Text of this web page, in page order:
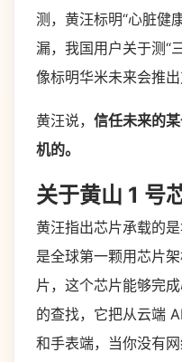
测，黄汪标明“心脏健
漏，我国用户关于测“
像标明华米未来会推
黄汪说， 信任未来的
机的。
关于黄山 1 号
黄汪指出芯片承载的
是全球第一颗用芯片
片，这个芯片能够完
的查找，它把从云端
和手表端，当你没有